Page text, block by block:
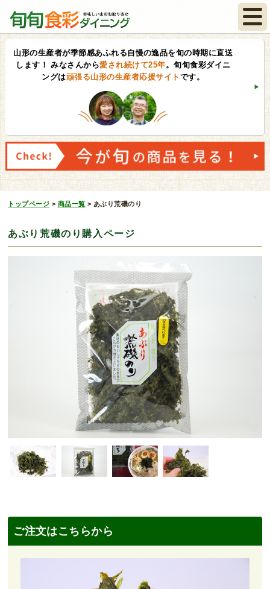
山形の生産者が季節感あふれる自慢の逸品を旬の時期に直送
します！ みなさんから愛され続けて25年。旬旬食彩ダイニ
ングは頑張る山形の生産者応援サイト です。
トップページ > 商品一覧 > あぶり荒磯のり
あぶり荒磯のり購入ページ
ご注文はこちらから